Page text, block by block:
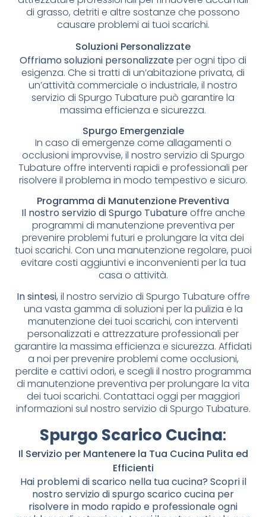
di grasso, detriti e altre sostanze che possono
causare problemi ai tuoi scarichi.
Soluzioni Personalizzate
Offriamo soluzioni personalizzateper ogni tipo di
esigenza. Che si tratti di un’abitazione privata, di
un’attività commerciale o industriale, il nostro
servizio di Spurgo Tubature può garantire la
massima efficienza e sicurezza.
Spurgo Emergenziale
In caso di emergenze come allagamenti o
occlusioni improvvise, il nostro servizio di Spurgo
Tubature offre interventi rapidi e professionali per
risolvere il problema in modo tempestivo e sicuro.
Programma di Manutenzione Preventiva
Il nostro servizio di Spurgo Tubatureoffre anche
programmi di manutenzione preventiva per
prevenire problemi futuri e prolungare la vita dei
tuoi scarichi. Con una manutenzione regolare, puoi
evitare costi aggiuntivi e inconvenienti per la tua
casa o attività.
In sintesi, il nostro servizio di Spurgo Tubature offre
una vasta gamma di soluzioni per la pulizia e la
manutenzione dei tuoi scarichi, con interventi
personalizzati e attrezzature professionali per
garantire la massima efficienza e sicurezza. Affidati
a noi per prevenire problemi come occlusioni,
perdite e cattivi odori, e scegli il nostro programma
di manutenzione preventiva per prolungare la vita
dei tuoi scarichi. Contattaci oggi per maggiori
informazioni sul nostro servizio di Spurgo Tubature.
Spurgo Scarico Cucina:
Il Servizio per Mantenere la Tua Cucina Pulita ed
Efficienti
Hai problemi di scarico nella tua cucina? Scopri il
nostro servizio di spurgo scarico cucina per
risolvere in modo rapido e professionale ogni